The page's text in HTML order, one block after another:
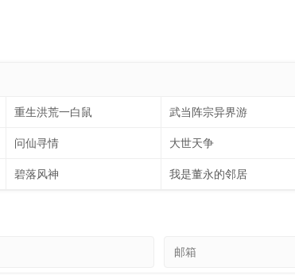
重生洪荒一白鼠 武当阵宗异界游
问仙寻情 大世天争
碧落风神 我是董永的邻居